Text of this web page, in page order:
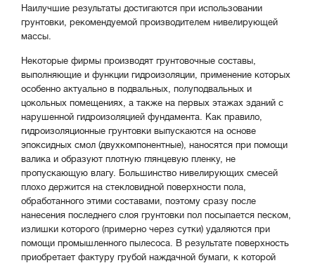
Наилучшие результаты достигаются при использовании
грунтовки, рекомендуемой производителем нивелирующей
массы.
Некоторые фирмы производят грунтовочные составы,
выполняющие и функции гидроизоляции, применение которых
особенно актуально в подвальных, полуподвальных и
цокольных помещениях, а также на первых этажах зданий с
нарушенной гидроизоляцией фундамента. Как правило,
гидроизоляционные грунтовки выпускаются на основе
эпоксидных смол (двухкомпонентные), наносятся при помощи
валика и образуют плотную глянцевую пленку, не
пропускающую влагу. Большинство нивелирующих смесей
плохо держится на стекловидной поверхности пола,
обработанного этими составами, поэтому сразу после
нанесения последнего слоя грунтовки пол посыпается песком,
излишки которого (примерно через сутки) удаляются при
помощи промышленного пылесоса. В результате поверхность
приобретает фактуру грубой наждачной бумаги, к которой